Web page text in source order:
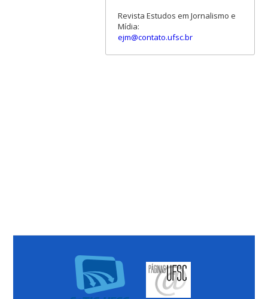
Revista Estudos em Jornalismo e
Mídia:
ejm@contato.ufsc.br